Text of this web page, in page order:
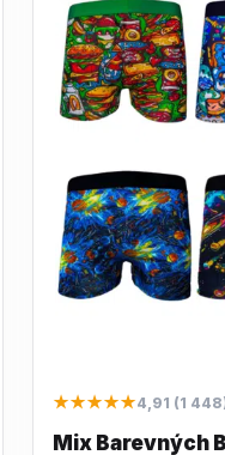
★★★★★4,91 (1
Mix Barevných